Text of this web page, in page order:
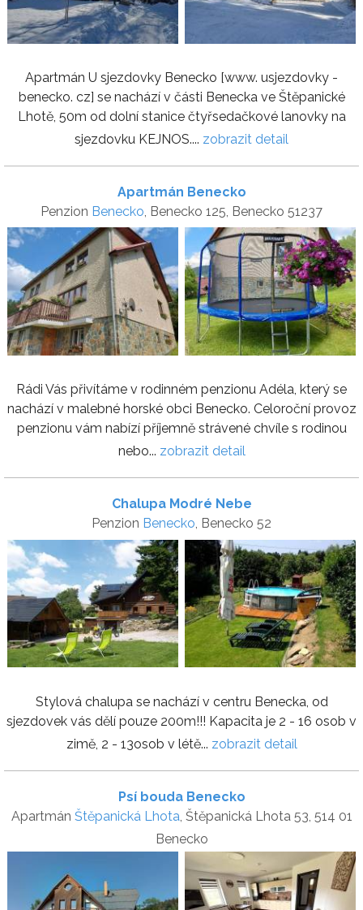
Apartmán U sjezdovky Benecko [www. usjezdovky -
benecko. cz] se nachází v části Benecka ve Štěpanické
Lhotě, 50m od dolní stanice čtyřsedačkové lanovky na
sjezdovku KEJNOS.... zobrazit detail
Apartmán Benecko
Penzion Benecko, Benecko 125, Benecko 51237
Rádi Vás přivítáme v rodinném penzionu Adéla, který se
nachází v malebné horské obci Benecko. Celoroční provoz
penzionu vám nabízí příjemně strávené chvíle s rodinou
nebo... zobrazit detail
Chalupa Modré Nebe
Penzion Benecko, Benecko 52
Stylová chalupa se nachází v centru Benecka, od
sjezdovek vás dělí pouze 200m!!! Kapacita je 2 - 16 osob v
zimě, 2 - 13osob v létě... zobrazit detail
Psí bouda Benecko
Apartmán Štěpanická Lhota , Štěpanická Lhota 53, 514 01
Benecko